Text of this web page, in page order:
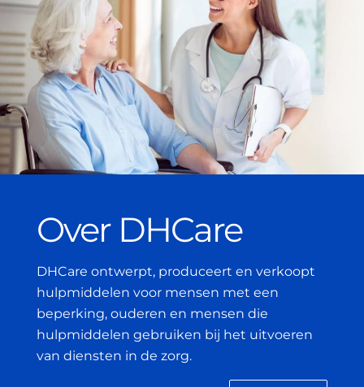
Over DHCare
DHCare ontwerpt, produceert en verkoopt
hulpmiddelen voor mensen met een
beperking, ouderen en mensen die
hulpmiddelen gebruiken bij het uitvoeren
van diensten in de zorg.